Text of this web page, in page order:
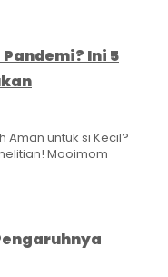
Ini 5